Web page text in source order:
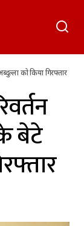
को किया गिरफ्तार
बेटे